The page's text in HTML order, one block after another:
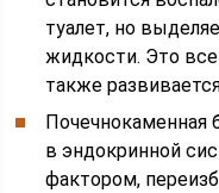
туалет, но
жидкости. Это
также
Почечнокаменная
в эндокринной
фактором,